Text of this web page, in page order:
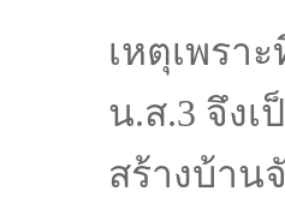
เหตุเพรา
น.ส.3 จึง
สร้างบ้าน